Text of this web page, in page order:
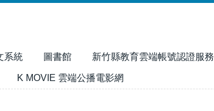
系統 圖書館 新竹縣教育雲端帳號認證服務
K MOVIE 雲端公播電影網